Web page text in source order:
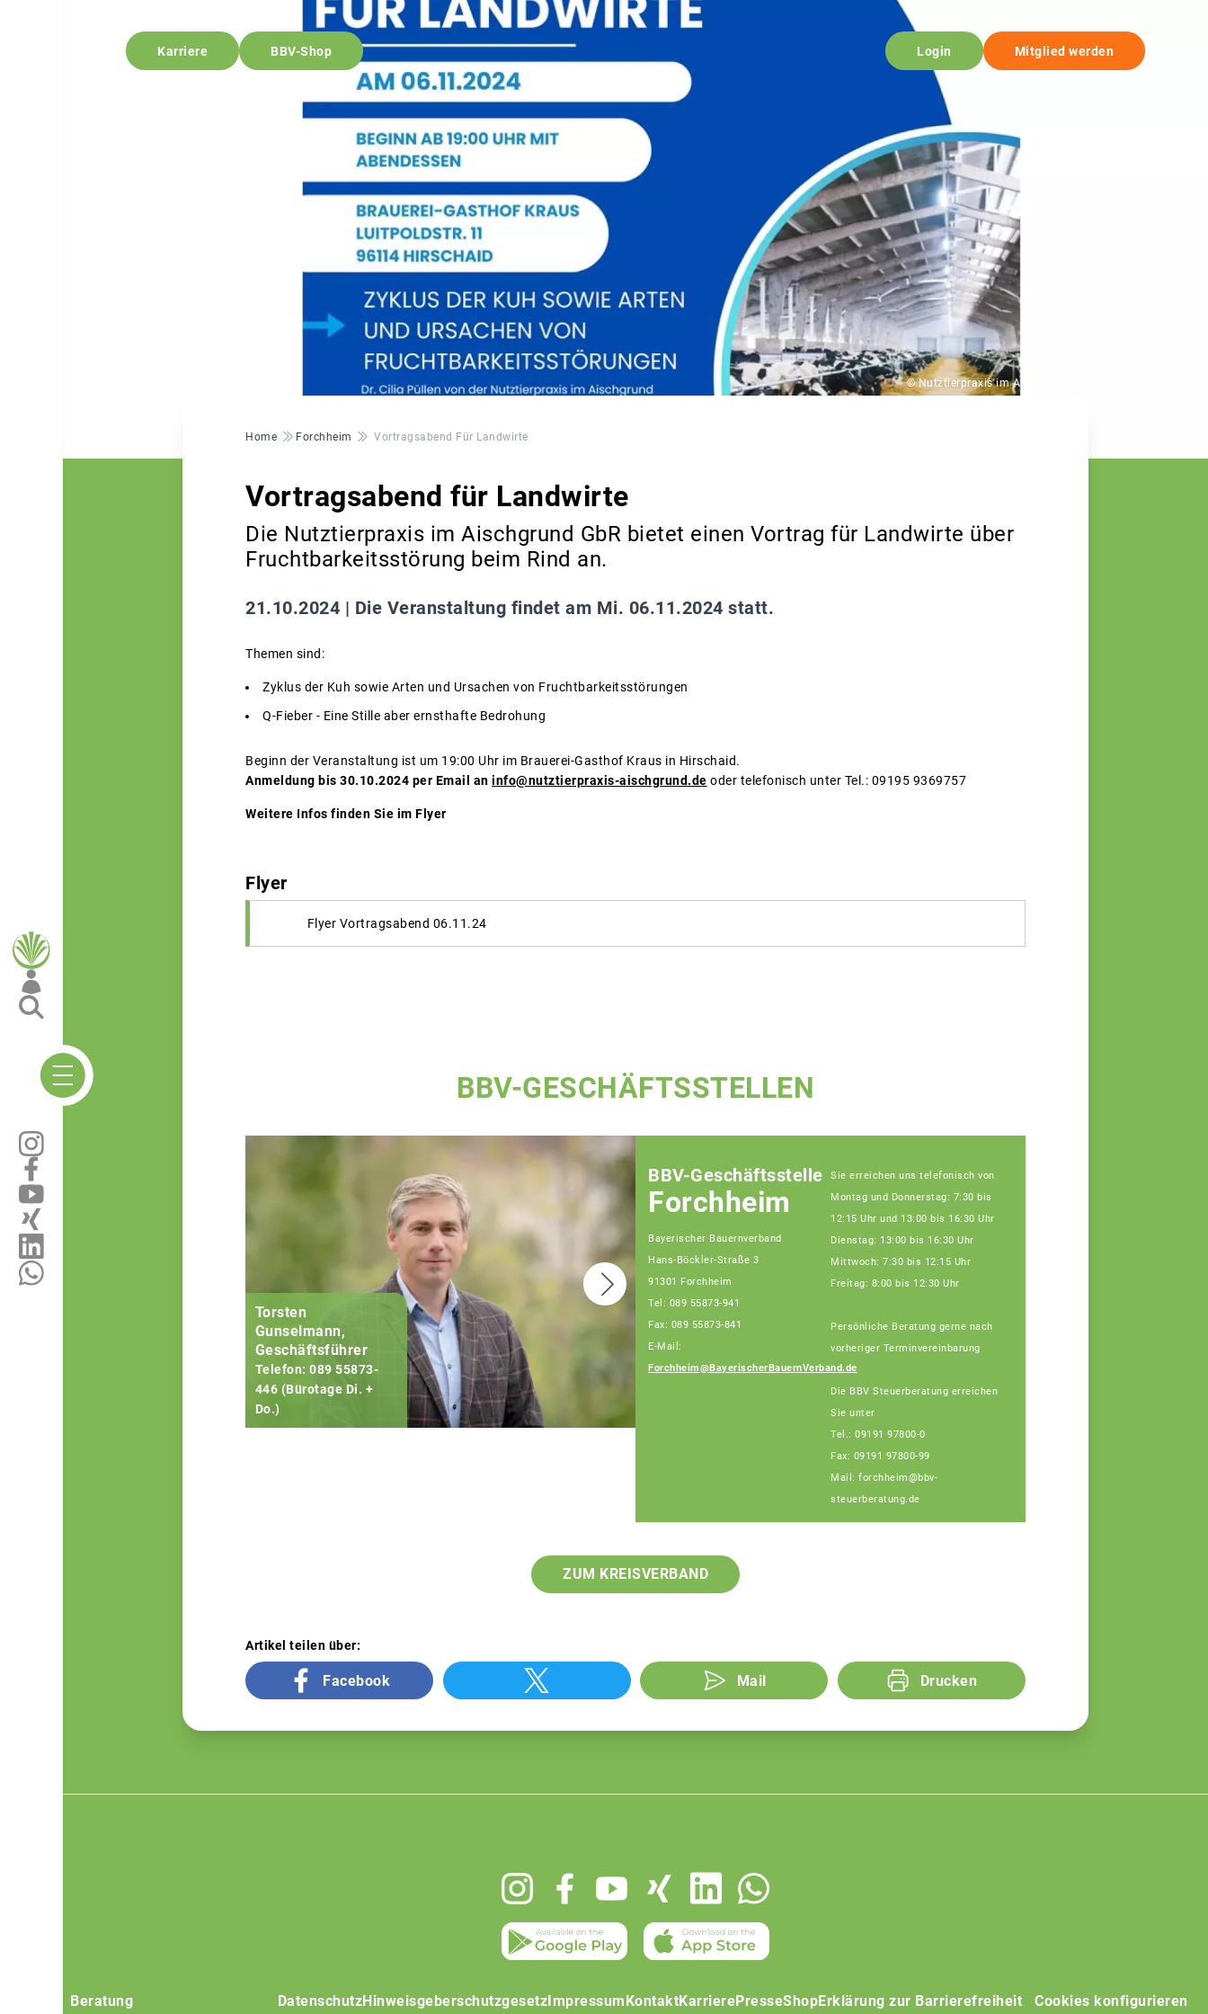
Karriere BBV-Shop Login Mitglied werden
© Nutztierpraxis im Aischgrund
Pfadnavigation
Home Forchheim Vortragsabend Für Landwirte
Vortragsabend für Landwirte
Die Nutztierpraxis im Aischgrund GbR bietet einen Vortrag für Landwirte über
Fruchtbarkeitsstörung beim Rind an.
21.10.2024 | Die Veranstaltung findet am Mi. 06.11.2024 statt.
Themen sind:
Zyklus der Kuh sowie Arten und Ursachen von Fruchtbarkeitsstörungen
Q-Fieber - Eine Stille aber ernsthafte Bedrohung
Beginn der Veranstaltung ist um 19:00 Uhr im Brauerei-Gasthof Kraus in Hirschaid.
Anmeldung bis 30.10.2024 per Email an info@nutztierpraxis-aischgrund.de oder telefonisch unter Tel.: 09195 9369757
Weitere Infos finden Sie im Flyer
Flyer
Flyer Vortragsabend 06.11.24
BBV-GESCHÄFTSSTELLEN
Torsten
Gunselmann,
Geschäftsführer
Telefon: 089 55873-
446 (Bürotage Di. +
Do.)
Joachim Grau,
Fachberater
Telefon: 089 55873-
BBV-Geschäftsstelle
Forchheim
Bayerischer Bauernverband
Hans-Böckler-Straße 3
91301 Forchheim
Tel: 089 55873-941
Fax: 089 55873-841
E-Mail:
Forchheim@BayerischerBauernVerband.de
Sie erreichen uns telefonisch von
Montag und Donnerstag: 7:30 bis
12:15 Uhr und 13:00 bis 16:30 Uhr
Dienstag: 13:00 bis 16:30 Uhr
Mittwoch: 7:30 bis 12:15 Uhr
Freitag: 8:00 bis 12:30 Uhr
Persönliche Beratung gerne nach
vorheriger Terminvereinbarung
Die BBV Steuerberatung erreichen
Sie unter
Tel.: 09191 97800-0
Fax: 09191 97800-99
Mail: forchheim@bbv-
steuerberatung.de
ZUM KREISVERBAND
Artikel teilen über:
Facebook Mail Drucken
Beratung DatenschutzHinweisgeberschutzgesetz Impressum KontaktKarrierePresseShopErklärung zur Barrierefreiheit Cookies konfigurieren